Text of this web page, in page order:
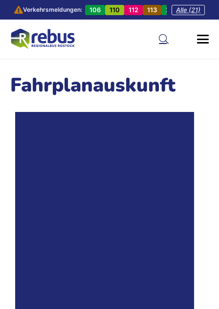
Verkehrsmeldungen: 106 110 112 113 201 202
Alle (21)
Fahrplanauskunft